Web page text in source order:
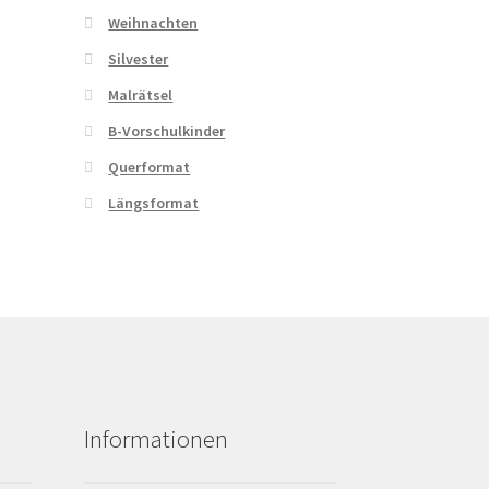
Weihnachten
Silvester
Malrätsel
B-Vorschulkinder
Querformat
Längsformat
Informationen